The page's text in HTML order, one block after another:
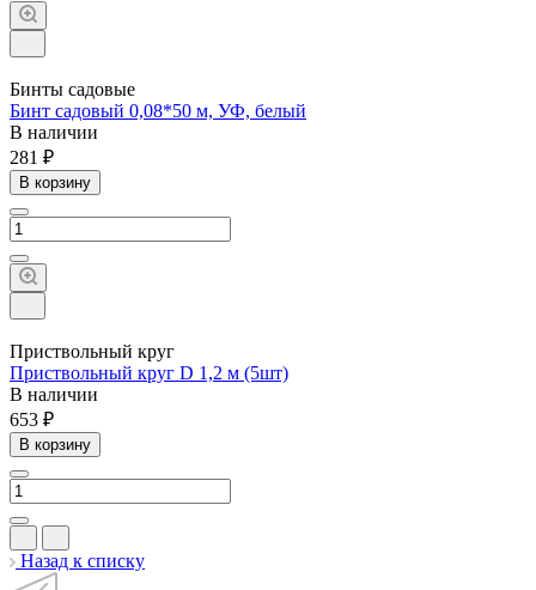
Бинты садовые
Бинт садовый 0,08*50 м, УФ, белый
В наличии
281 ₽
В корзину
Приствольный круг
Приствольный круг D 1,2 м (5шт)
В наличии
653 ₽
В корзину
Назад к списку